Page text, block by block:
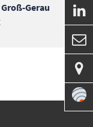
Gerau


